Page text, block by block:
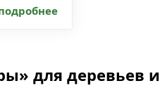
для деревьев